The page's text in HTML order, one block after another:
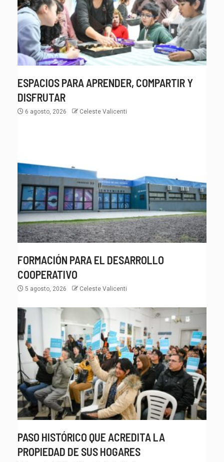
ESPACIOS PARA APRENDER, COMPARTIR Y
DISFRUTAR
6 agosto, 2026 Celeste Valicenti
FORMACIÓN PARA EL DESARROLLO
COOPERATIVO
5 agosto, 2026 Celeste Valicenti
PASO HISTÓRICO QUE ACREDITA LA
PROPIEDAD DE SUS HOGARES